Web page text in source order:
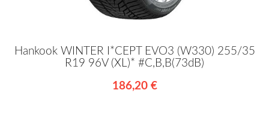
Hankook WINTER I*CEPT EVO3 (W330) 255/35
R19 96V (XL)* #C,B,B(73dB)
186,20 €